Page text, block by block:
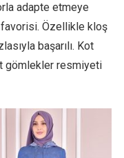
adapte etmeye
favorisi. Özellikle kloş
başarılı. Kot
gömlekler resmiyeti